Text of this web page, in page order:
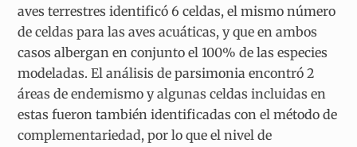
aves terrestres identificó 6 celdas, el mismo número
de celdas para las aves acuáticas, y que en ambos
casos albergan en conjunto el 100% de las especies
modeladas. El análisis de parsimonia encontró 2
áreas de endemismo y algunas celdas incluidas en
estas fueron también identificadas con el método de
complementariedad, por lo que el nivel de